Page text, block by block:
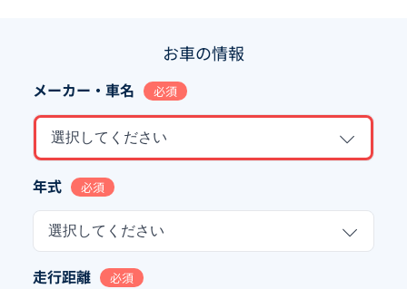
お車の情報
メーカー・車名 必須
選択してください
年式 必須
選択してください
走行距離 必須